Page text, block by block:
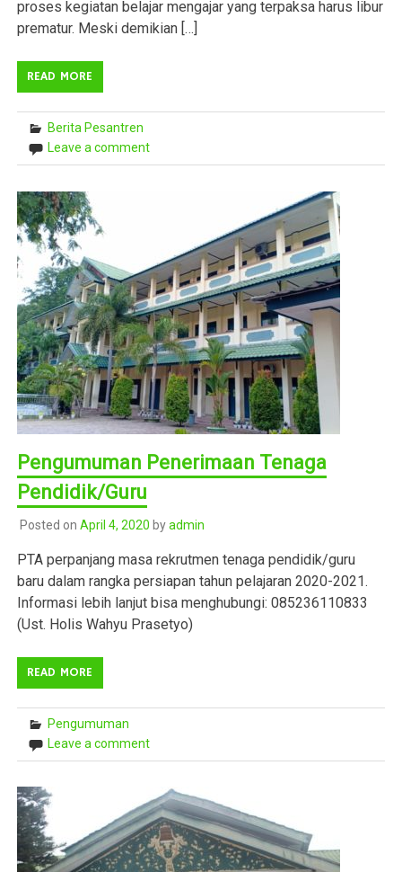
proses kegiatan belajar mengajar yang terpaksa harus libur
prematur. Meski demikian […]
READ MORE
Berita Pesantren
Leave a comment
Pengumuman Penerimaan Tenaga
Pendidik/Guru
Posted on April 4, 2020 byadmin
PTA perpanjang masa rekrutmen tenaga pendidik/guru
baru dalam rangka persiapan tahun pelajaran 2020-2021.
Informasi lebih lanjut bisa menghubungi: 085236110833
(Ust. Holis Wahyu Prasetyo)
READ MORE
Pengumuman
Leave a comment